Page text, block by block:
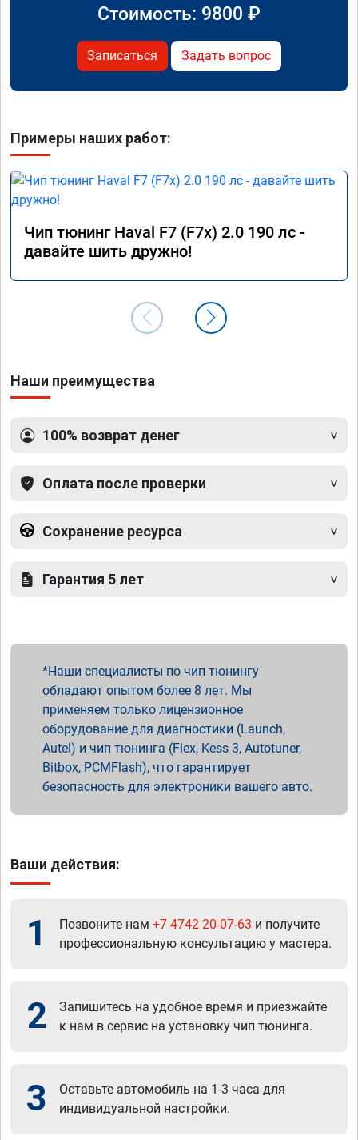
Стоимость: 9800 ₽
Записаться Задать вопрос
Примеры наших работ:
Чип тюнинг Haval F7 (F7x) 2.0 190 лс -
давайте шить дружно!
Наши преимущества
100% возврат денег
Оплата после проверки
Сохранение ресурса
Гарантия 5 лет
Наши специалисты по чип тюнингу
обладают опытом более 8 лет. Мы
применяем только лицензионное
оборудование для диагностики (Launch,
Autel) и чип тюнинга (Flex, Kess 3, Autotuner,
Bitbox, PCMFlash), что гарантирует
безопасность для электроники вашего авто.
Ваши действия:
1 Позвоните нам +7 4742 20-07-63 и получите
профессиональную консультацию у мастера.
2
Запишитесь на удобное время и приезжайте
к нам в сервис на установку чип тюнинга.
3
Оставьте автомобиль на 1-3 часа для
индивидуальной настройки.